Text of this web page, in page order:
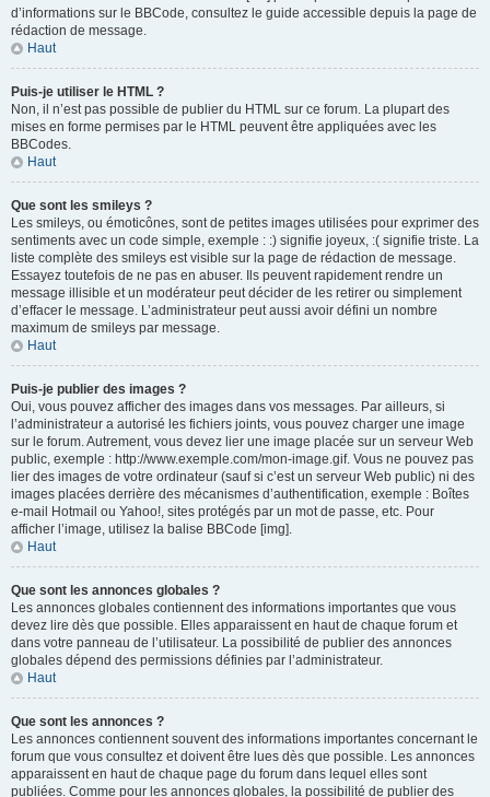
d’informations sur le BBCode, consultez le guide accessible depuis la page de
rédaction de message.
Haut
Puis-je utiliser le HTML ?
Non, il n’est pas possible de publier du HTML sur ce forum. La plupart des
mises en forme permises par le HTML peuvent être appliquées avec les
BBCodes.
Haut
Que sont les smileys ?
Les smileys, ou émoticônes, sont de petites images utilisées pour exprimer des
sentiments avec un code simple, exemple : :) signifie joyeux, :( signifie triste. La
liste complète des smileys est visible sur la page de rédaction de message.
Essayez toutefois de ne pas en abuser. Ils peuvent rapidement rendre un
message illisible et un modérateur peut décider de les retirer ou simplement
d’effacer le message. L’administrateur peut aussi avoir défini un nombre
maximum de smileys par message.
Haut
Puis-je publier des images ?
Oui, vous pouvez afficher des images dans vos messages. Par ailleurs, si
l’administrateur a autorisé les fichiers joints, vous pouvez charger une image
sur le forum. Autrement, vous devez lier une image placée sur un serveur Web
public, exemple : http://www.exemple.com/mon-image.gif. Vous ne pouvez pas
lier des images de votre ordinateur (sauf si c’est un serveur Web public) ni des
images placées derrière des mécanismes d’authentification, exemple : Boîtes
e-mail Hotmail ou Yahoo!, sites protégés par un mot de passe, etc. Pour
afficher l’image, utilisez la balise BBCode [img].
Haut
Que sont les annonces globales ?
Les annonces globales contiennent des informations importantes que vous
devez lire dès que possible. Elles apparaissent en haut de chaque forum et
dans votre panneau de l’utilisateur. La possibilité de publier des annonces
globales dépend des permissions définies par l’administrateur.
Haut
Que sont les annonces ?
Les annonces contiennent souvent des informations importantes concernant le
forum que vous consultez et doivent être lues dès que possible. Les annonces
apparaissent en haut de chaque page du forum dans lequel elles sont
publiées. Comme pour les annonces globales, la possibilité de publier des